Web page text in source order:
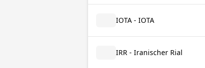
IOTA - IOTA
IRR - Iranischer Rial